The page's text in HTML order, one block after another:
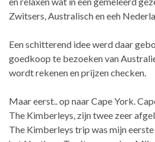
Zwitsers, Australisch en eeh
Een schitterend idee werd daar
goedkoop te bezoeken van
wordt rekenen en prijzen checken.
Maar eerst.. op naar Cape York.
The Kimberleys, zijn twee zeer
The Kimberleys trip was mijn